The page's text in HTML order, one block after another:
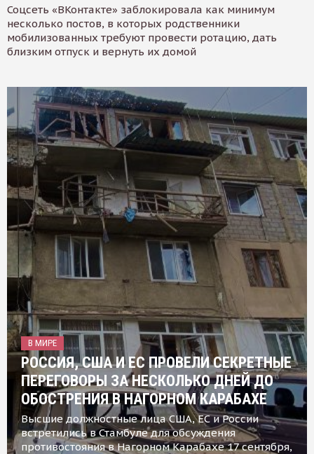
Соцсеть «ВКонтакте» заблокировала как минимум
несколько постов, в которых родственники
мобилизованных требуют провести ротацию, дать
близким отпуск и вернуть их домой
В МИРЕ
РОССИЯ, США И ЕС ПРОВЕЛИ СЕКРЕТНЫЕ
ПЕРЕГОВОРЫ ЗА НЕСКОЛЬКО ДНЕЙ ДО
ОБОСТРЕНИЯ В НАГОРНОМ КАРАБАХЕ
Высшие должностные лица США, ЕС и России
встретились в Стамбуле для обсуждения
противостояния в Нагорном Карабахе 17 сентября,